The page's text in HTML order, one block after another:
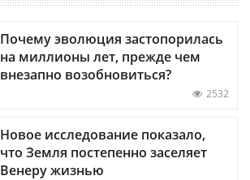
Почему эволюция застопорилась
на миллионы лет, прежде чем
внезапно возобновиться?
2532
Новое исследование показало,
что Земля постепенно заселяет
Венеру жизнью